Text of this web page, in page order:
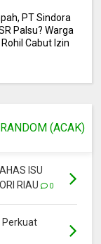
PT Sindora
Palsu? Warga
Cabut Izin
RANDOM (ACAK)
ISU
RIAU
0
Perkuat